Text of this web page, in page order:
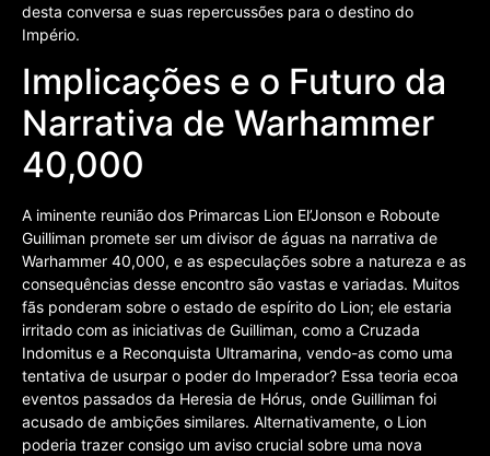
desta conversa e suas repercussões para o destino do
Império.
Implicações e o Futuro da
Narrativa de Warhammer
40,000
A iminente reunião dos Primarcas Lion El’Jonson e Roboute
Guilliman promete ser um divisor de águas na narrativa de
Warhammer 40,000, e as especulações sobre a natureza e as
consequências desse encontro são vastas e variadas. Muitos
fãs ponderam sobre o estado de espírito do Lion; ele estaria
irritado com as iniciativas de Guilliman, como a Cruzada
Indomitus e a Reconquista Ultramarina, vendo-as como uma
tentativa de usurpar o poder do Imperador? Essa teoria ecoa
eventos passados da Heresia de Hórus, onde Guilliman foi
acusado de ambições similares. Alternativamente, o Lion
poderia trazer consigo um aviso crucial sobre uma nova